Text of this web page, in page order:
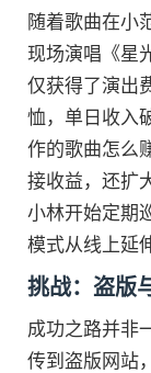
随着歌曲在小
现场演唱《星
仅获得了演出
恤，单日收入
作的歌曲怎么
接收益，还扩
小林开始定期
模式从线上延
挑战：盗版
成功之路并非
传到盗版网站